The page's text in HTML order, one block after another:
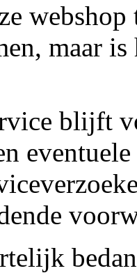
maar
blijft